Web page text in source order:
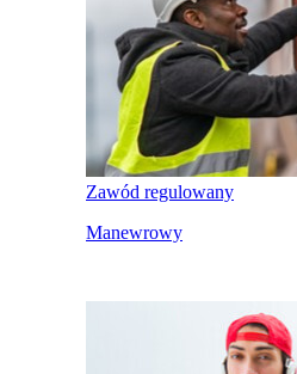
Zawód regulowany
Manewrowy